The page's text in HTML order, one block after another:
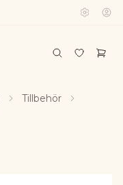
Tillbehör